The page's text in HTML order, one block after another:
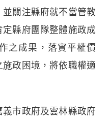
關注縣府就不當管教
縣府團隊整體施政成
之成果，落實平權價
政困境，將依職權適
市政府及雲林縣政府